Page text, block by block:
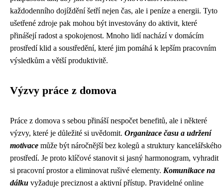
každodenního dojíždění šetří nejen čas, ale i peníze a energii. Tyto
ušetřené zdroje pak mohou být investovány do aktivit, které
přinášejí radost a spokojenost. Mnoho lidí nachází v domácím
prostředí klid a soustředění, které jim pomáhá k lepším pracovním
výsledkům a větší produktivitě.
Výzvy práce z domova
Práce z domova s sebou přináší nespočet benefitů, ale i některé
výzvy, které je důležité si uvědomit. Organizace času a udržení
motivace může být náročnější bez kolegů a struktury kancelářského
prostředí. Je proto klíčové stanovit si jasný harmonogram, vyhradit
si pracovní prostor a eliminovat rušivé elementy. Komunikace na
dálku vyžaduje preciznost a aktivní přístup. Pravidelné online